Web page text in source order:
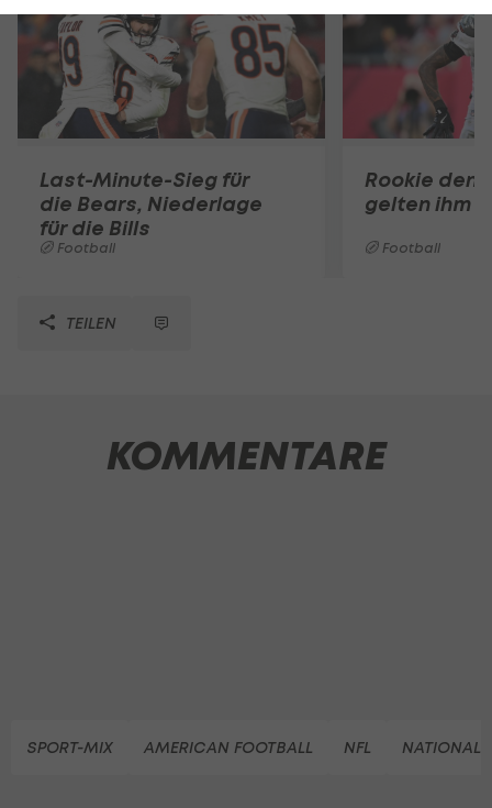
Last-Minute-Sieg für
die Bears, Niederlage
für die Bills
Football
Rookie
gelten ihm
Football
TEILEN
KOMMENTARE
SPORT-MIX AMERICAN FOOTBALL NFL NATIONAL